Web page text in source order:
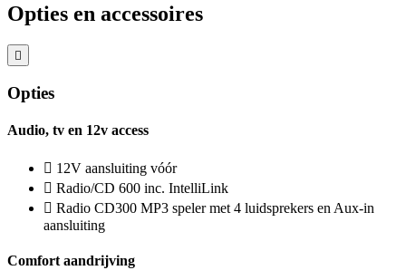
Opties en accessoires
Opties
Audio, tv en 12v access
12V aansluiting vóór
Radio/CD 600 inc. IntelliLink
Radio CD300 MP3 speler met 4 luidsprekers en Aux-in
aansluiting
Comfort aandrijving